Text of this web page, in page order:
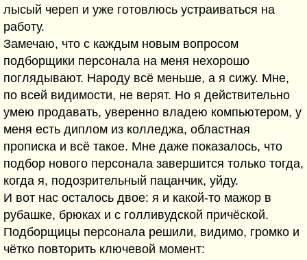
лысый череп и уже готовлюсь устраиваться на
работу.
Замечаю, что с каждым новым вопросом
подборщики персонала на меня нехорошо
поглядывают. Народу всё меньше, а я сижу. Мне,
по всей видимости, не верят. Но я действительно
умею продавать, уверенно владею компьютером, у
меня есть диплом из колледжа, областная
прописка и всё такое. Мне даже показалось, что
подбор нового персонала завершится только тогда,
когда я, подозрительный пацанчик, уйду.
И вот нас осталось двое: я и какой-то мажор в
рубашке, брюках и с голливудской причёской.
Подборщицы персонала решили, видимо, громко и
чётко повторить ключевой момент: